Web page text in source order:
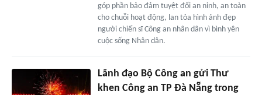
góp phần bảo đảm tuyệt đối an ninh, an toàn
cho chuỗi hoạt động, lan tỏa hình ảnh đẹp
người chiến sĩ Công an nhân dân vì bình yên
cuộc sống Nhân dân.
Lãnh đạo Bộ Công an gửi Thư
khen Công an TP Đà Nẵng trong